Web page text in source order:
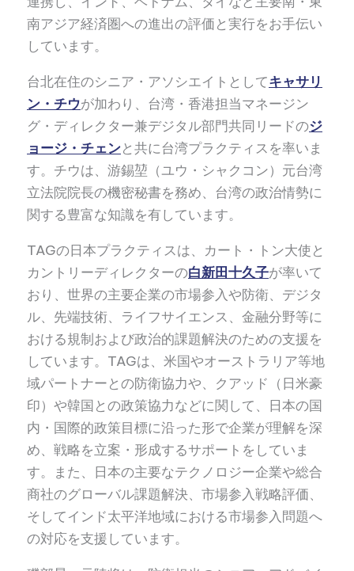
南アジア経済圏への進出の評価と実行をお手伝い
しています。
台北在住のシニア・アソシエイトとしてキャサリ
ン・チウが加わり、台湾・香港担当マネージン
グ・ディレクター兼デジタル部門共同リードのジ
ョージ・チェンと共に台湾プラクティスを率いま
す。チウは、游錫堃（ユウ・シャクコン）元台湾
立法院院長の機密秘書を務め、台湾の政治情勢に
関する豊富な知識を有しています。
TAGの日本プラクティスは、カート・トン大使と
カントリーディレクターの白新田十久子が率いて
おり、世界の主要企業の市場参入や防衛、デジタ
ル、先端技術、ライフサイエンス、金融分野等に
おける規制および政治的課題解決のための支援を
しています。TAGは、米国やオーストラリア等地
域パートナーとの防衛協力や、クアッド（日米豪
印）や韓国との政策協力などに関して、日本の国
内・国際的政策目標に沿った形で企業が理解を深
め、戦略を立案・形成するサポートをしていま
す。また、日本の主要なテクノロジー企業や総合
商社のグローバル課題解決、市場参入戦略評価、
そしてインド太平洋地域における市場参入問題へ
の対応を支援しています。